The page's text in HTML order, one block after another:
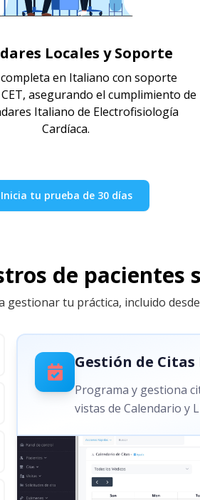
Locales y Soporte
en Italiano con soporte
asegurando el cumplimiento de
Italiano de Electrofisiología
Cardíaca.
Inicia tu prueba de 30 días
de pacientes
gestionar tu práctica, incluido
Gestión de Citas
Programa y gestiona
vistas de Calendario y